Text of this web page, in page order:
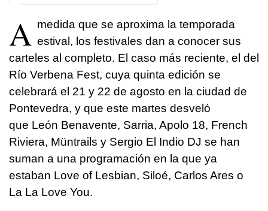
A medida que se aproxima la temporada
estival, los festivales dan a conocer sus
carteles al completo. El caso más reciente, el del
Río Verbena Fest, cuya quinta edición se
celebrará el 21 y 22 de agosto en la ciudad de
Pontevedra, y que este martes desveló
que León Benavente, Sarria, Apolo 18, French
Riviera, Müntrails y Sergio El Indio DJ se han
suman a una programación en la que ya
estaban Love of Lesbian, Siloé, Carlos Ares o
La La Love You.